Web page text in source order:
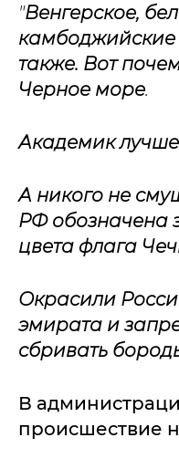
"Венгерское,
также. Вот
Черное море.
Академик
А никого не
РФ обозначена
цвета флага
Окрасили
эмирата и
сбривать
В
происшествие